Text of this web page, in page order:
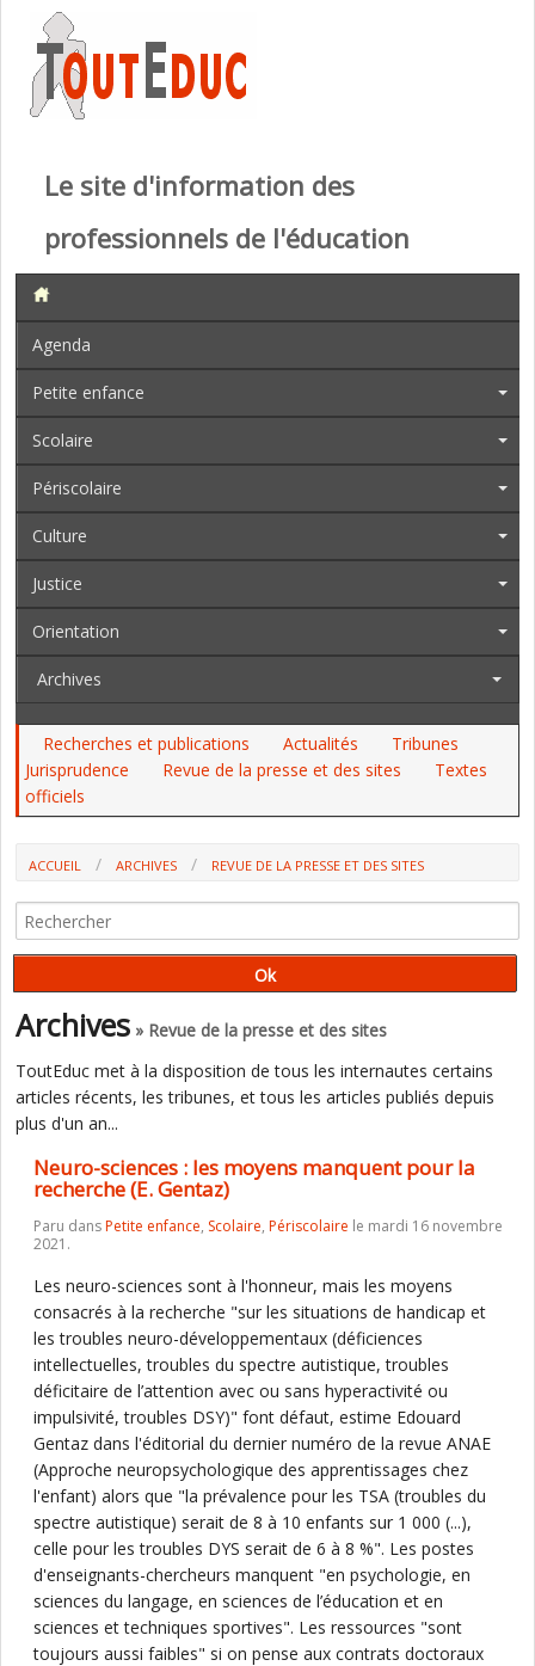
Le site d'information des
professionnels de l'éducation
Agenda
Petite enfance
Scolaire
Périscolaire
Culture
Justice
Orientation
Archives
Recherches et publications Actualités
Tribunes
Jurisprudence
Revue de la presse et des sites
Textes
officiels
ACCUEIL ARCHIVES
REVUE DE LA PRESSE ET DES SITES
GENTAZ)
Archives » Revue de la presse et des sites
ToutEduc met à la disposition de tous les internautes certains
articles récents, les tribunes, et tous les articles publiés depuis
plus d'un an...
Neuro-sciences : les moyens manquent pour la
recherche (E. Gentaz)
Paru dansPetite enfance, Scolaire, Périscolaire le mardi 16 novembre
2021.
Les neuro-sciences sont à l'honneur, mais les moyens
consacrés à la recherche "sur les situations de handicap et
les troubles neuro-développementaux (déficiences
intellectuelles, troubles du spectre autistique, troubles
déficitaire de l’attention avec ou sans hyperactivité ou
impulsivité, troubles DSY)" font défaut, estime Edouard
Gentaz dans l'éditorial du dernier numéro de la revue ANAE
(Approche neuropsychologique des apprentissages chez
l'enfant) alors que "la prévalence pour les TSA (troubles du
spectre autistique) serait de 8 à 10 enfants sur 1 000 (...),
celle pour les troubles DYS serait de 6 à 8 %". Les postes
d'enseignants-chercheurs manquent "en psychologie, en
sciences du langage, en sciences de l’éducation et en
sciences et techniques sportives". Les ressources "sont
toujours aussi faibles" si on pense aux contrats doctoraux